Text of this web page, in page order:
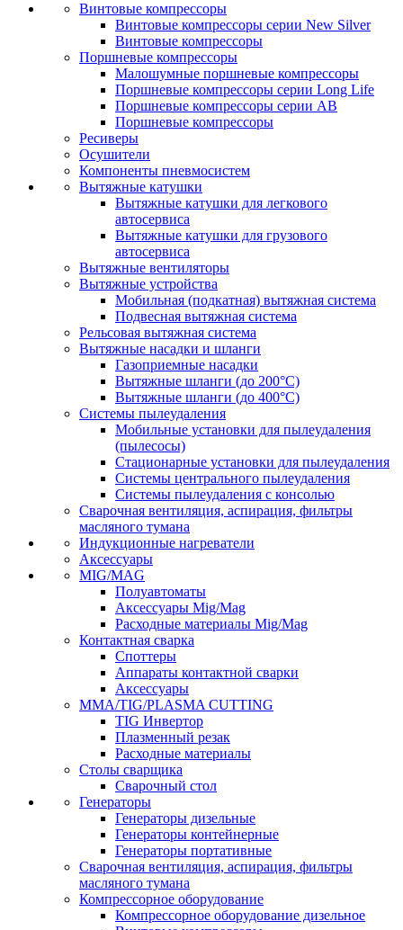
Винтовые компрессоры
Винтовые компрессоры серии New Silver
Винтовые компрессоры
Поршневые компрессоры
Малошумные поршневые компрессоры
Поршневые компрессоры серии Long Life
Поршневые компрессоры серии AB
Поршневые компрессоры
Ресиверы
Осушители
Компоненты пневмосистем
Вытяжные катушки
Вытяжные катушки для легкового
автосервиса
Вытяжные катушки для грузового
автосервиса
Вытяжные вентиляторы
Вытяжные устройства
Мобильная (подкатная) вытяжная система
Подвесная вытяжная система
Рельсовая вытяжная система
Вытяжные насадки и шланги
Газоприемные насадки
Вытяжные шланги (до 200°C)
Вытяжные шланги (до 400°C)
Системы пылеудаления
Мобильные установки для пылеудаления
(пылесосы)
Стационарные установки для пылеудаления
Системы центрального пылеудаления
Системы пылеудаления с консолью
Сварочная вентиляция, аспирация, фильтры
масляного тумана
Индукционные нагреватели
Аксессуары
MIG/MAG
Полуавтоматы
Аксессуары Mig/Mag
Расходные материалы Mig/Mag
Контактная сварка
Споттеры
Аппараты контактной сварки
Аксессуары
MMA/TIG/PLASMA CUTTING
TIG Инвертор
Плазменный резак
Расходные материалы
Столы сварщика
Сварочный стол
Генераторы
Генераторы дизельные
Генераторы контейнерные
Генераторы портативные
Сварочная вентиляция, аспирация, фильтры
масляного тумана
Компрессорное оборудование
Компрессорное оборудование дизельное